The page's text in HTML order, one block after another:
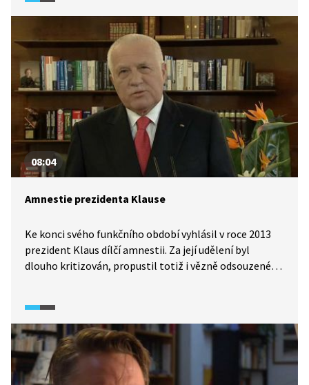
funkce coby platidla slouží peníze v moderní
společnosti také jako prostředek k prosazování
a distribuci moci. Majetnější se rovná mocnější. Jenže
to vede k hrozným věcem. Ale aby společnost mohla
zdravě fungovat, musí vždy zůstat něco, co za peníze
koupit nelze. To je základem moderního státu
a zároveň jádrem problému korupce.
08:04
Amnestie prezidenta Klause
Ke konci svého funkčního období vyhlásil v roce 2013
prezident Klaus dílčí amnestii. Za její udělení byl
dlouho kritizován, propustil totiž i vězně odsouzené
obviněn z vlastizrady.